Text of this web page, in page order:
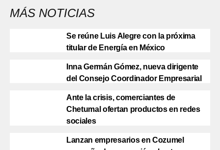
MÁS NOTICIAS
Se reúne Luis Alegre con la próxima
titular de Energía en México
Inna Germán Gómez, nueva dirigente
del Consejo Coordinador Empresarial
Ante la crisis, comerciantes de
Chetumal ofertan productos en redes
sociales
Lanzan empresarios en Cozumel